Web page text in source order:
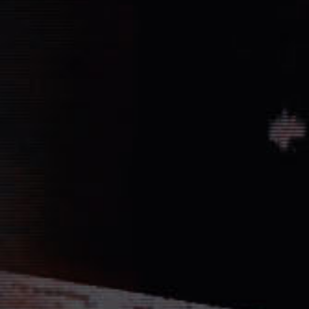
nun in weiter Ferne. Der Entscheid
fallen und niemand vermag auch